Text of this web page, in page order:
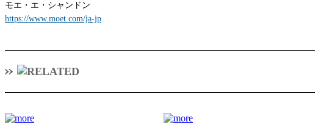
モエ・エ・シャンドン
https://www.moet.com/ja-jp